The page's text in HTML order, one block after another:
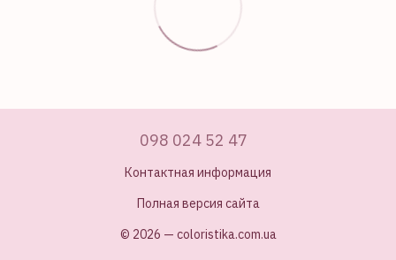
098 024 52 47
Контактная информация
Полная версия сайта
© 2026 — coloristika.com.ua